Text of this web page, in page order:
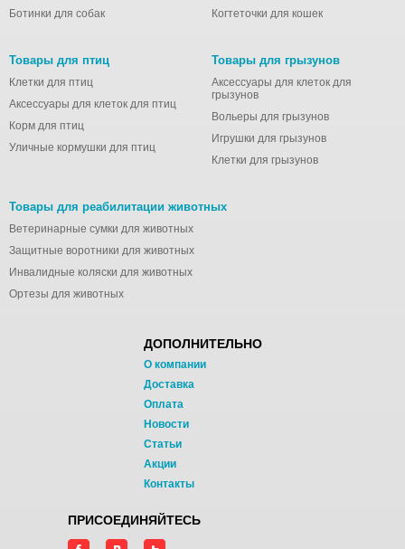
Ботинки для собак
Когтеточки для кошек
Товары для птиц
Клетки для птиц
Аксессуары для клеток для птиц
Корм для птиц
Уличные кормушки для птиц
Товары для грызунов
Аксессуары для клеток для
грызунов
Вольеры для грызунов
Игрушки для грызунов
Клетки для грызунов
Товары для реабилитации животных
Ветеринарные сумки для животных
Защитные воротники для животных
Инвалидные коляски для животных
Ортезы для животных
ДОПОЛНИТЕЛЬНО
О компании
Доставка
Оплата
Новости
Статьи
Акции
Контакты
ПРИСОЕДИНЯЙТЕСЬ